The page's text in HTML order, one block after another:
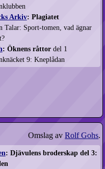
Arkiv: Plagiatet
Talar: Sport-tomen, vad ägnar
: Öknens råttor del 1
9: Kneplådan
Omslag avRolf Gohs.
: Djävulens broderskap del 3: